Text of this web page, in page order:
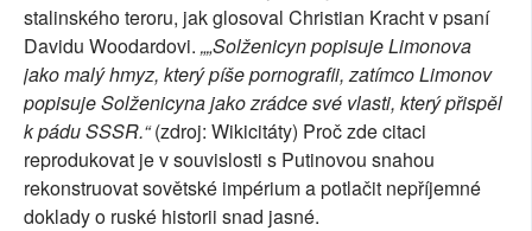
stalinského teroru, jak glosoval Christian Kracht v psaní
Davidu Woodardovi. „„Solženicyn popisuje Limonova
jako malý hmyz, který píše pornografii, zatímco Limonov
popisuje Solženicyna jako zrádce své vlasti, který přispěl
k pádu SSSR.“(zdroj: Wikicitáty) Proč zde citaci
reprodukovat je v souvislosti s Putinovou snahou
rekonstruovat sovětské impérium a potlačit nepříjemné
doklady o ruské historii snad jasné.